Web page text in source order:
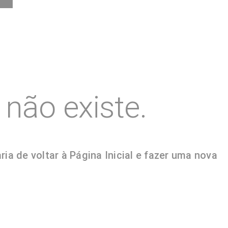
existe.
de voltar à Página Inicial e fazer uma nova